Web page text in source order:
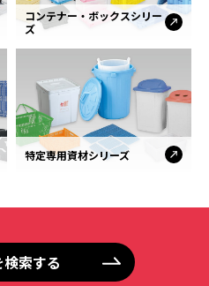
コンテナー・ボックスシリー
ズ
特定専用資材シリーズ
索する